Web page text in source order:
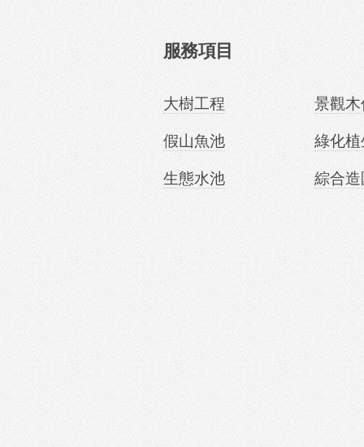
服務項目
大樹工程
假山魚池
生態水池
景觀木
綠化植
綜合造